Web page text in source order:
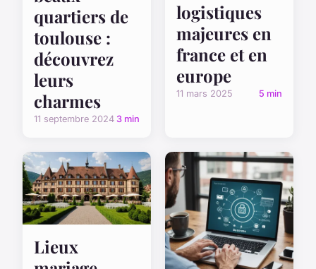
quartiers de
toulouse :
découvrez
leurs
charmes
11 septembre 2024 3 min
logistiques
majeures en
france et en
europe
11 mars 2025 5 min
Lieux